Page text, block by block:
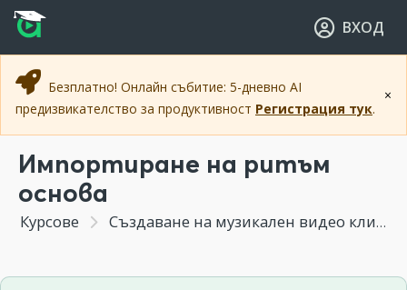
Прескочи към основното съдържание
Прескочи към навигацията
ВХОД
×
Безплатно! Онлайн събитие: 5-дневно AI
предизвикателство за продуктивност Регистрация тук.
Импортиране на ритъм
основа
Курсове Създаване на музикален видео клип